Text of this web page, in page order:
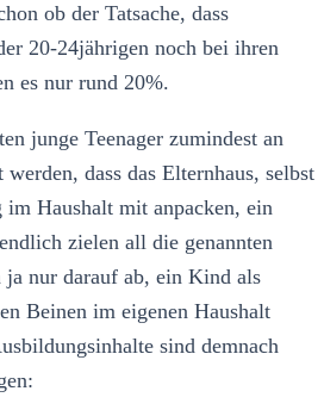
ob der Tatsache, dass
20-24jährigen noch bei ihren
es nur rund 20%.
junge Teenager zumindest an
dass das Elternhaus, selbst
Haushalt mit anpacken, ein
zielen all die genannten
ja nur darauf ab, ein Kind als
Beinen im eigenen Haushalt
sind demnach